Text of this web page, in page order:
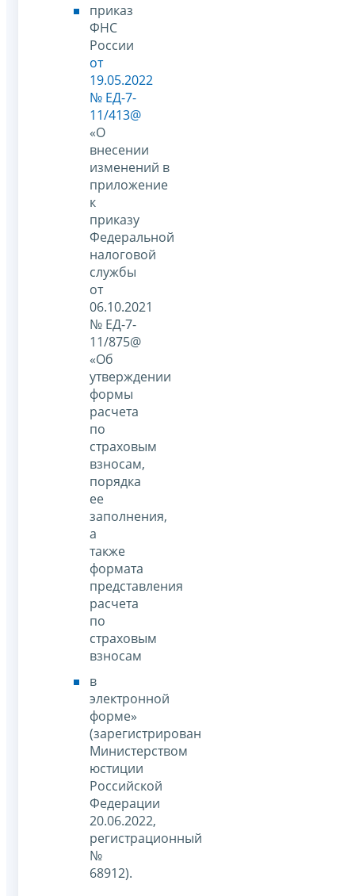
приказ
ФНС
России
от
19.05.2022
№ ЕД-7-
11/413@
«О
внесении
изменений в
приложение
к
приказу
Федеральной
налоговой
службы
от
06.10.2021
№ ЕД-7-
11/875@
«Об
утверждении
формы
расчета
по
страховым
взносам,
порядка
ее
заполнения,
а
также
формата
представления
расчета
по
страховым
взносам
в
электронной
форме»
(зарегистрирован
Министерством
юстиции
Российской
Федерации
20.06.2022,
регистрационный
№
68912).